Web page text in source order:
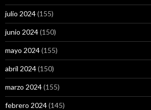
julio 2024(155)
junio 2024(150)
mayo 2024(155)
abril 2024(150)
marzo 2024(155)
febrero 2024(145)